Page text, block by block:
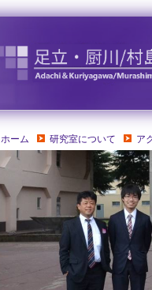
ホーム 研究室について ア